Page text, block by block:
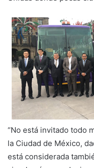
“No está invitado todo
la Ciudad de México,
está considerada